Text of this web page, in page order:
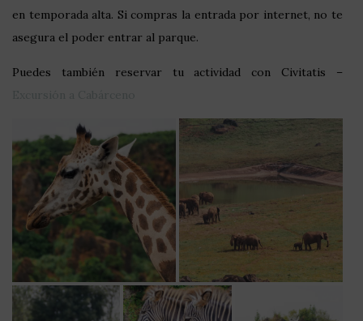
en temporada alta. Si compras la entrada por internet, no te
asegura el poder entrar al parque.
Puedes también reservar tu actividad con Civitatis –